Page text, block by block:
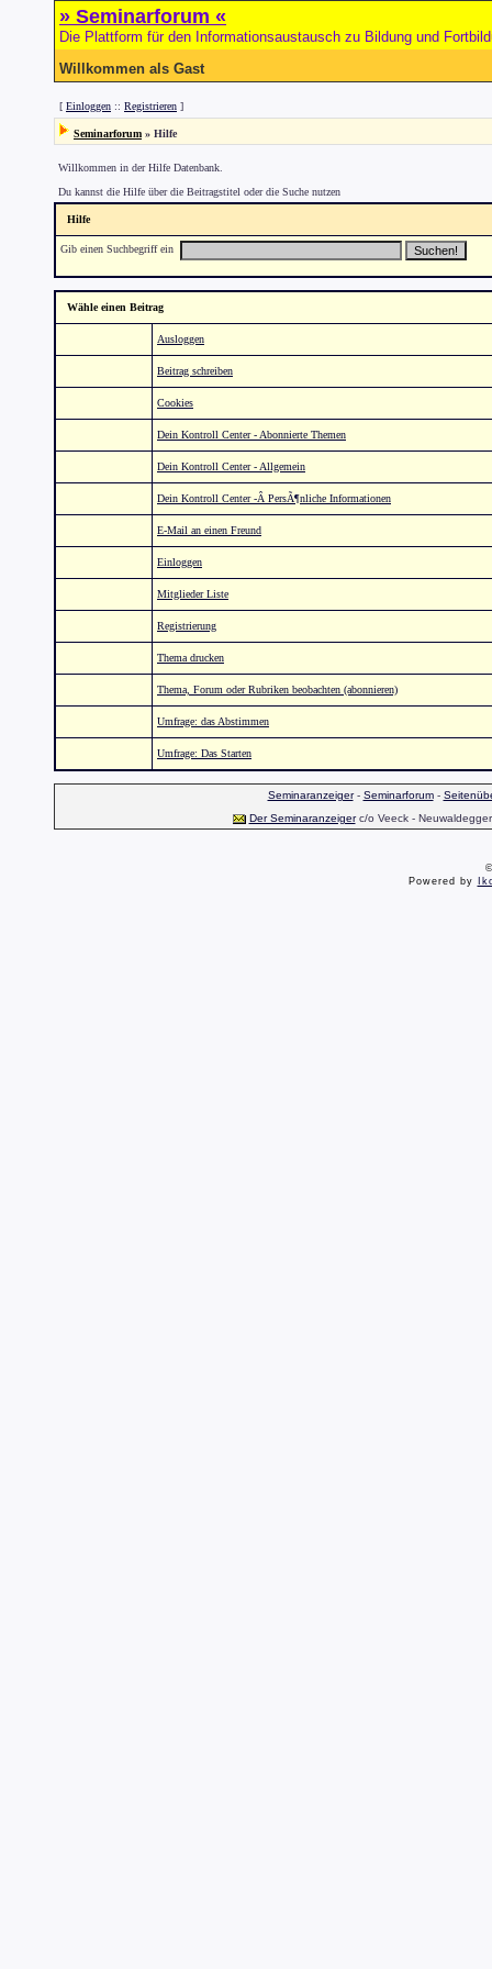
» Seminarforum «
Die Plattform für den Informationsaustausch zu Bildung und
Willkommen als Gast
[ Einloggen :: Registrieren ]
Seminarforum » Hilfe
Willkommen in der Hilfe Datenbank.
Du kannst die Hilfe über die Beitragstitel oder die Suche nutzen
Hilfe
Gib einen Suchbegriff ein
Wähle einen Beitrag
Ausloggen
Beitrag schreiben
Cookies
Dein Kontroll Center - Abonnierte Themen
Dein Kontroll Center - Allgemein
Dein Kontroll Center -Â PersÃ¶nliche Informationen
E-Mail an einen Freund
Einloggen
Mitglieder Liste
Registrierung
Thema drucken
Thema, Forum oder Rubriken beobachten (abonnieren)
Umfrage: das Abstimmen
Umfrage: Das Starten
Seminaranzeiger- Seminarforum-
Der Seminaranzeigerc/o Veeck -
Powered by